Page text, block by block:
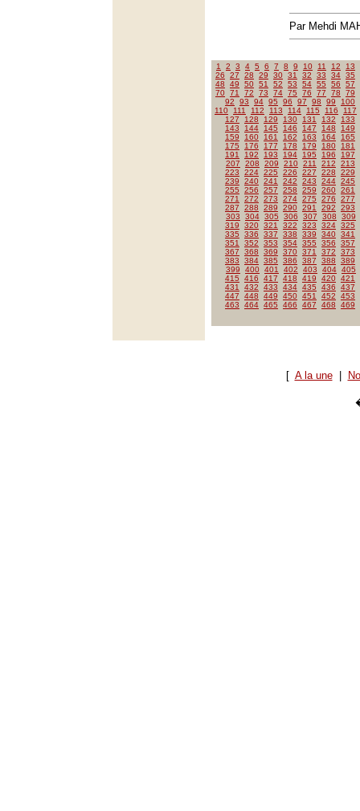
Par Mehdi
1 2 3 4 5 6 7 8 9 10 11 12
13
26
27 28 29 30 31 32 33 34 35
48
49 50 51 52 53 54 55 56
57
70 71 72 73 74 75 76 77 78
79
92
93 94 95 96 97 98 99
100
110
111 112 113 114 115 116
117
127
128 129 130 131 132
133
143
144 145 146 147 148
149
159
160 161 162 163 164
165
175
176 177 178 179 180
181
191
192 193 194 195 196
197
207
208 209 210 211 212
213
223
224 225 226 227 228
229
239
240 241 242 243 244 245
255
256 257 258 259 260 261
271
272 273 274 275 276
277
287
288 289 290 291 292
293
303
304 305 306 307 308
309
319
320 321 322 323 324 325
335
336 337 338 339 340 341
351
352 353 354 355 356
357
367
368 369 370 371 372
373
383
384 385 386 387 388
389
399
400 401 402 403 404 405
415
416 417 418 419 420 421
431
432 433 434 435 436
437
447
448 449 450 451 452
453
463
464 465 466 467 468 469
[ A la une|